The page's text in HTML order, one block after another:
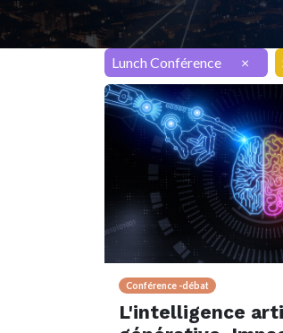
Lunch Conférence ×
Conférence -débat
L'intelligence